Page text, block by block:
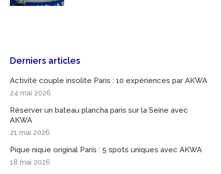
Derniers articles
Activité couple insolite Paris : 10 expériences par AKWA
24 mai 2026
Réserver un bateau plancha paris sur la Seine avec
AKWA
21 mai 2026
Pique nique original Paris : 5 spots uniques avec AKWA
18 mai 2026